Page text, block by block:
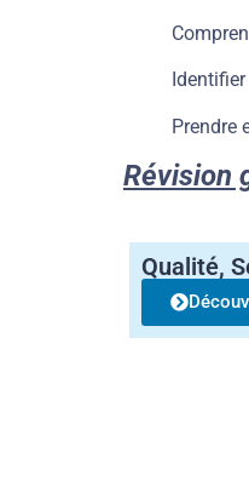
Prendre
Révision
Qualité,